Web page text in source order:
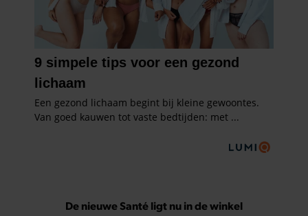
De nieuwe Santé ligt nu in de winkel